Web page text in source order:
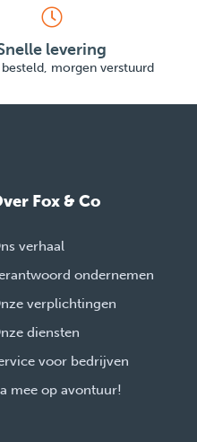
levering
besteld, morgen verstuurd
Fox & Co
verhaal
ondernemen
verplichtingen
diensten
voor bedrijven
mee op avontuur!